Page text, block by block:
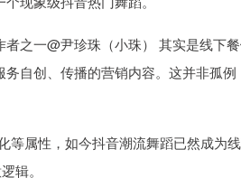
者之一@尹珍珠（小珠） 其实是线
务自创、传播的营销内容。这并非孤
等属性，如今抖音潮流舞蹈已然成为
辑。